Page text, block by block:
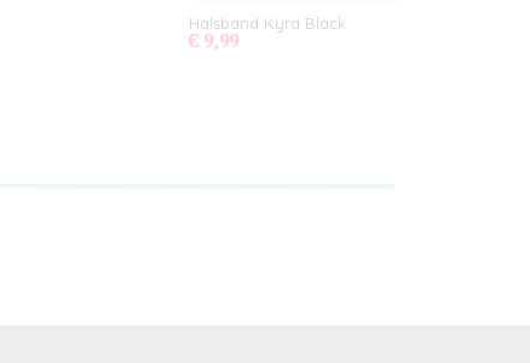
Halsband Kyra Black
€ 9,99